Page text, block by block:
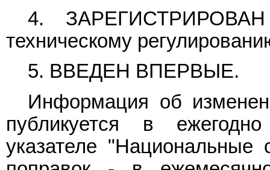
4. ЗАРЕГИСТРИРОВАН
техническому
5. ВВЕДЕН ВПЕРВЫЕ.
Информация об
публикуется в
указателе "Национальные